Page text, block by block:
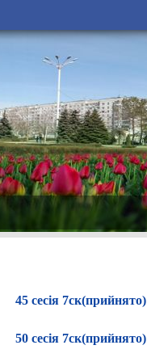
45 сесія 7ск(прийнято)
50 сесія 7ск(прийнято)